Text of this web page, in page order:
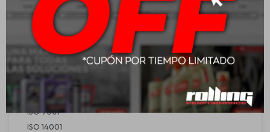
proceso de carga y reduce residuos, asegurando mayor
uniformidad en la producción.
Aplicación:
Recomendada para vehículos con sistema de arranque
convencional y necesidades eléctricas moderadas o altas.
Homologaciones:
ISO 9001
ISO 14001